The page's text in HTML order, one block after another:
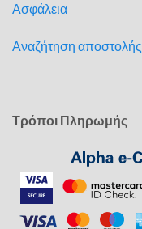
Ασφάλεια
Αναζήτηση αποστολής
Τρόποι Πληρωμής